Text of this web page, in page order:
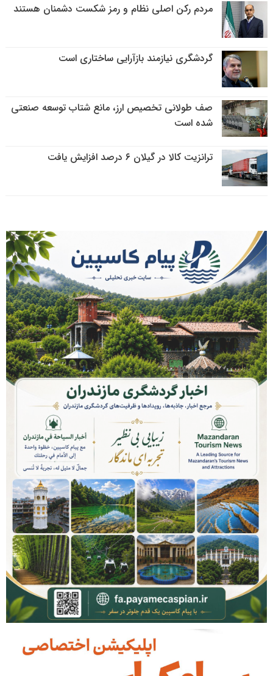
مردم رکن اصلی نظام و رمز شکست دشمنان هستند
گردشگری نیازمند بازآرایی ساختاری است
صف طولانی تخصیص ارز، مانع شتاب توسعه صنعتی
شده است
ترانزیت کالا در گیلان ۶ درصد افزایش یافت